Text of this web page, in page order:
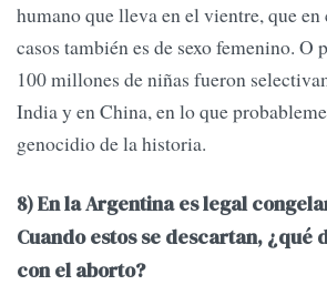
humano que lleva en el vientre, que
casos también es de sexo femenino. O
100 millones de niñas fueron
India y en China, en lo que
genocidio de la historia.
8) En la Argentina es legal
Cuando estos se descartan, ¿qué
con el aborto?